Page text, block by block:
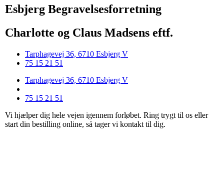
Esbjerg Begravelsesforretning
Charlotte og Claus Madsens eftf.
Tarphagevej 36, 6710 Esbjerg V
75 15 21 51
Tarphagevej 36, 6710 Esbjerg V
75 15 21 51
Vi hjælper dig hele vejen igennem forløbet. Ring trygt til os eller
start din bestilling online, så tager vi kontakt til dig.